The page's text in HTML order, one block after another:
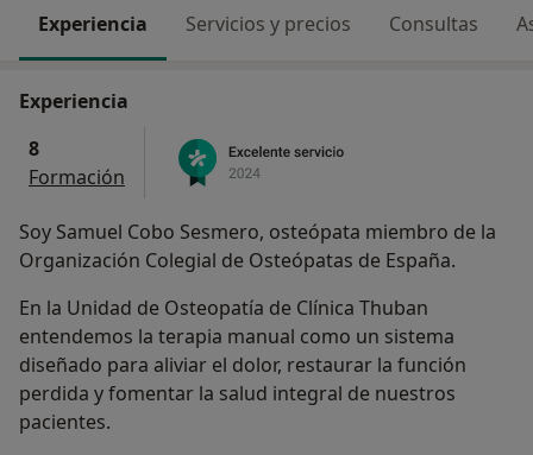
Experiencia Servicios y precios Consultas
Experiencia
8
Formación
Soy Samuel Cobo Sesmero, osteópata miembro de la
Organización Colegial de Osteópatas de España.
En la Unidad de Osteopatía de Clínica Thuban
entendemos la terapia manual como un sistema
diseñado para aliviar el dolor, restaurar la función
perdida y fomentar la salud integral de nuestros
pacientes.